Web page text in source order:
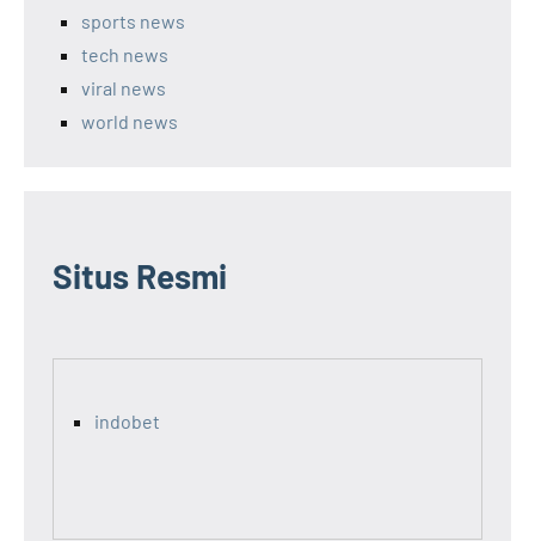
sports news
tech news
viral news
world news
Situs Resmi
indobet